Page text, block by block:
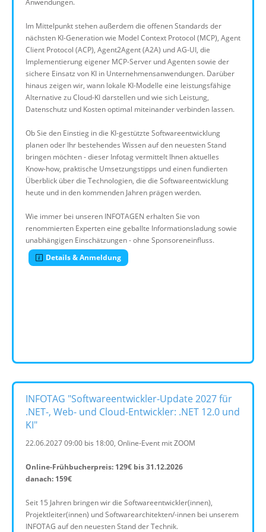
Anwendungen.
Im Mittelpunkt stehen außerdem die offenen Standards der
nächsten KI-Generation wie Model Context Protocol (MCP), Agent
Client Protocol (ACP), Agent2Agent (A2A) und AG-UI, die
Implementierung eigener MCP-Server und Agenten sowie der
sichere Einsatz von KI in Unternehmensanwendungen. Darüber
hinaus zeigen wir, wann lokale KI-Modelle eine leistungsfähige
Alternative zu Cloud-KI darstellen und wie sich Leistung,
Datenschutz und Kosten optimal miteinander verbinden lassen.
Ob Sie den Einstieg in die KI-gestützte Softwareentwicklung
planen oder Ihr bestehendes Wissen auf den neuesten Stand
bringen möchten - dieser Infotag vermittelt Ihnen aktuelles
Know-how, praktische Umsetzungstipps und einen fundierten
Überblick über die Technologien, die die Softwareentwicklung
heute und in den kommenden Jahren prägen werden.
Wie immer bei unseren INFOTAGEN erhalten Sie von
renommierten Experten eine geballte Informationsladung sowie
unabhängigen Einschätzungen - ohne Sponsoreneinfluss.
Details & Anmeldung
INFOTAG "Softwareentwickler-Update 2027 für
.NET-, Web- und Cloud-Entwickler: .NET 12.0 und
KI"
22.06.2027 09:00 bis 18:00, Online-Event mit ZOOM
Online-Frühbucherpreis: 129€ bis 31.12.2026
danach: 159€
Seit 15 Jahren bringen wir die Softwareentwickler(innen),
Projektleiter(innen) und Softwarearchitekten/-innen bei unserem
INFOTAG auf den neuesten Stand der Technik.